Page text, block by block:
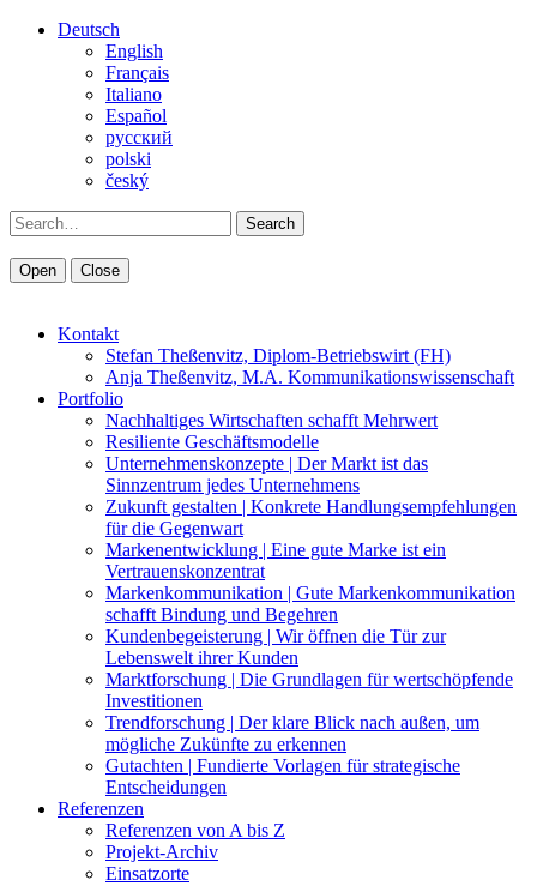
Deutsch
English
Français
Italiano
Español
pусский
polski
český
Search
Open Close
Kontakt
Stefan Theßenvitz, Diplom-Betriebswirt (FH)
Anja Theßenvitz, M.A. Kommunikationswissenschaft
Portfolio
Nachhaltiges Wirtschaften schafft Mehrwert
Resiliente Geschäftsmodelle
Unternehmenskonzepte | Der Markt ist das
Sinnzentrum jedes Unternehmens
Zukunft gestalten | Konkrete Handlungsempfehlungen
für die Gegenwart
Markenentwicklung | Eine gute Marke ist ein
Vertrauenskonzentrat
Markenkommunikation | Gute Markenkommunikation
schafft Bindung und Begehren
Kundenbegeisterung | Wir öffnen die Tür zur
Lebenswelt ihrer Kunden
Marktforschung | Die Grundlagen für wertschöpfende
Investitionen
Trendforschung | Der klare Blick nach außen, um
mögliche Zukünfte zu erkennen
Gutachten | Fundierte Vorlagen für strategische
Entscheidungen
Referenzen
Referenzen von A bis Z
Projekt-Archiv
Einsatzorte